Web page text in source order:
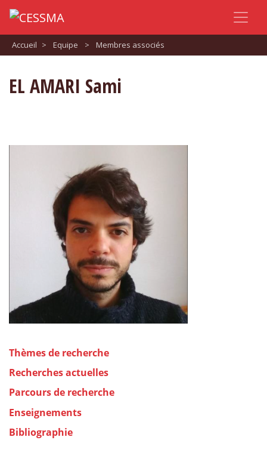
Accueil > Equipe > Membres associés
EL AMARI Sami
Thèmes de recherche
Recherches actuelles
Parcours de recherche
Enseignements
Bibliographie